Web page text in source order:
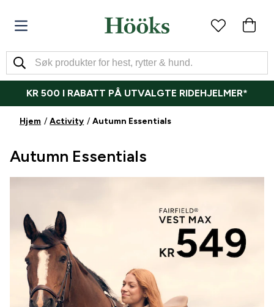
KR 500 I RABATT PÅ UTVALGTE RIDEHJELMER*
Hjem Activity Autumn Essentials
Autumn Essentials